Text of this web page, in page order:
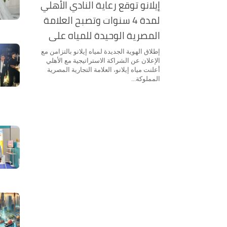
إيلانو توقع رعاية النادي الأهلي
لمدة 4 سنوات وتصبح العلامة
المصرية الوحيدة للمياه على
قميص الفريق الأول
إطلاق الهوية الجديدة لمياه إيلانو بالتزامن مع
الإعلان عن الشراكة الاستراتيجية مع الأهلي
أعلنت مياه إيلانو، العلامة التجارية المصرية
المملوكة...